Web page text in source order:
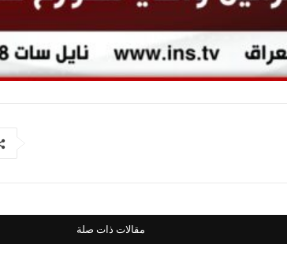
مقالات ذات صلة